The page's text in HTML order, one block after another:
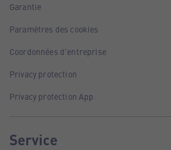
Garantie
Paramètres des cookies
Coordonnées d'entreprise
Privacy protection
Privacy protection App
Service